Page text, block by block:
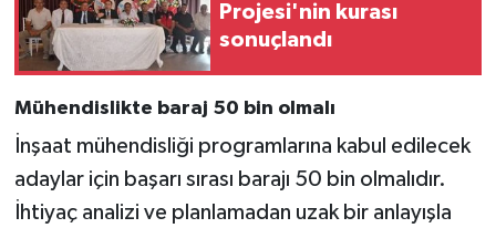
Projesi'nin kurası
sonuçlandı
Mühendislikte baraj 50 bin olmalı
İnşaat mühendisliği programlarına kabul edilecek
adaylar için başarı sırası barajı 50 bin olmalıdır.
İhtiyaç analizi ve planlamadan uzak bir anlayışla